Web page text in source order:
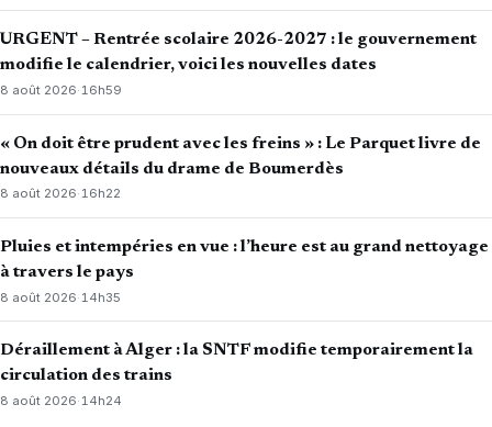
URGENT – Rentrée scolaire 2026-2027 : le gouvernement
modifie le calendrier, voici les nouvelles dates
8 août 2026·16h59
« On doit être prudent avec les freins » : Le Parquet livre de
nouveaux détails du drame de Boumerdès
8 août 2026·16h22
Pluies et intempéries en vue : l’heure est au grand nettoyage
à travers le pays
8 août 2026· 14h35
Déraillement à Alger : la SNTF modifie temporairement la
circulation des trains
8 août 2026·14h24